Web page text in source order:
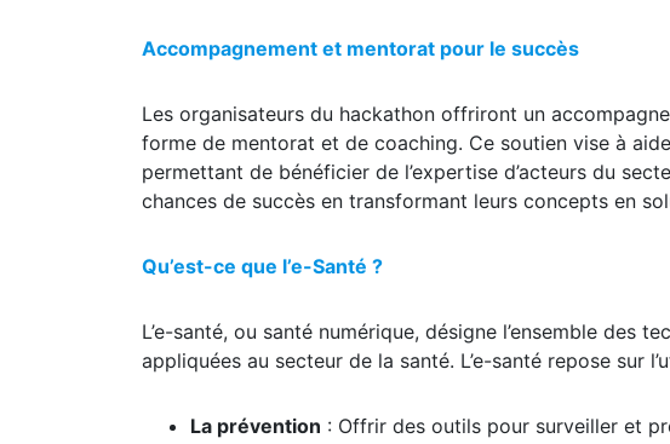
Accompagnement et mentorat pour le succès
Les organisateurs du hackathon offriront un
forme de mentorat et de coaching. Ce soutien vise à
permettant de bénéficier de l’expertise d’acteurs du
chances de succès en transformant leurs concepts en
Qu’est-ce que l’e-Santé ?
L’e-santé, ou santé numérique, désigne l’ensemble des
appliquées au secteur de la santé. L’e-santé repose sur
La prévention : Offrir des outils pour surveiller et